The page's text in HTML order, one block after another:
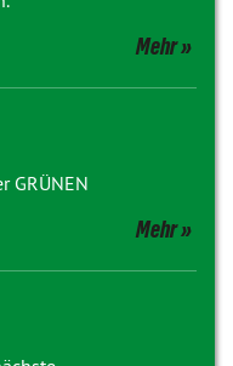
Mehr
GRÜNEN
Mehr